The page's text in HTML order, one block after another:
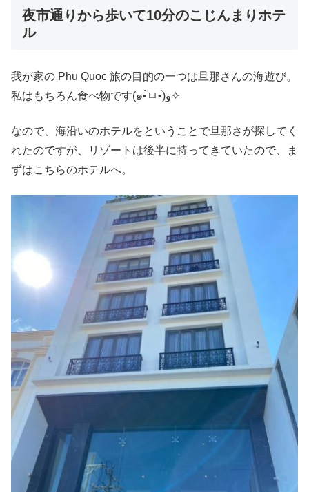
夜市通りから歩いて10分のこじんまりホテ
ル
我が家の Phu Quoc 旅の目的の一つは旦那さんの海遊び。
私はもちろん食べ物です(๑•̀ㅂ•́)و✧
なので、海沿いのホテルをということで旦那さが探してく
れたのですが、リゾートは後半に持ってきていたので、ま
ずはこちらのホテルへ。